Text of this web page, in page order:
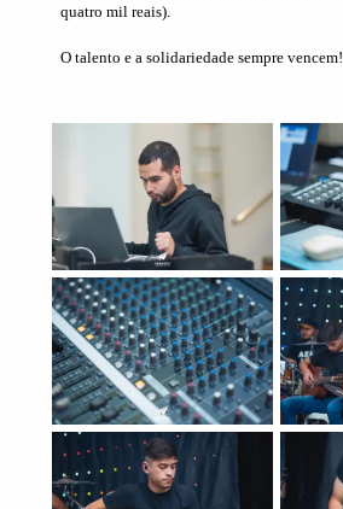
quatro mil reais).
O talento e a solidariedade sempre vencem!